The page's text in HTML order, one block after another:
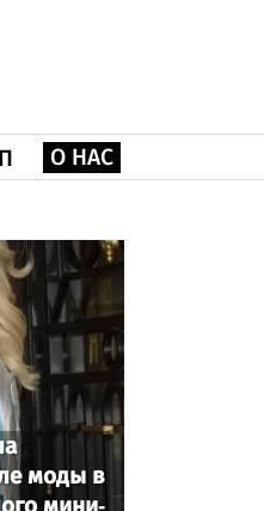
О НАС
моды в
мини-